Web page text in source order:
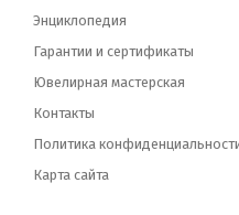
Энциклопедия
Гарантии и сертификаты
Ювелирная мастерская
Контакты
Политика
Карта сайта